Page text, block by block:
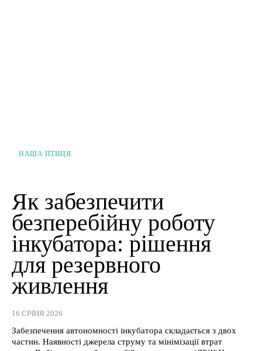
НАША ПТИЦЯ
Як забезпечити
безперебійну роботу
інкубатора: рішення
для резервного
живлення
16 СІЧНЯ 2026
Забезпечення автономності інкубатора складається з двох
частин. Наявності джерела струму та мінімізації втрат